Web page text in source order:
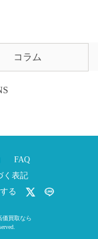
コラム
FAQ
く表記
る
価買取なら